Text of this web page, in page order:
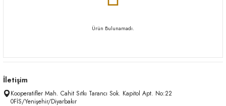
Ürün Bulunamadı.
İletişim
Kooperatifler Mah. Cahit Sıtkı Tarancı Sok. Kapitol Apt. No:22
0FİS/Yenişehir/Diyarbakır